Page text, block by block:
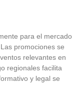
para el mercado
promociones se
relevantes en
regionales facilita
y legal se